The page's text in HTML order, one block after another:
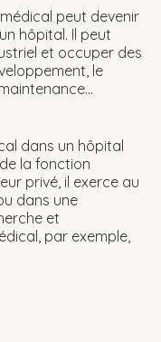
peut devenir
hôpital. Il peut
et occuper des
le
dans un hôpital
la fonction
privé, il exerce au
dans une
et
par exemple,